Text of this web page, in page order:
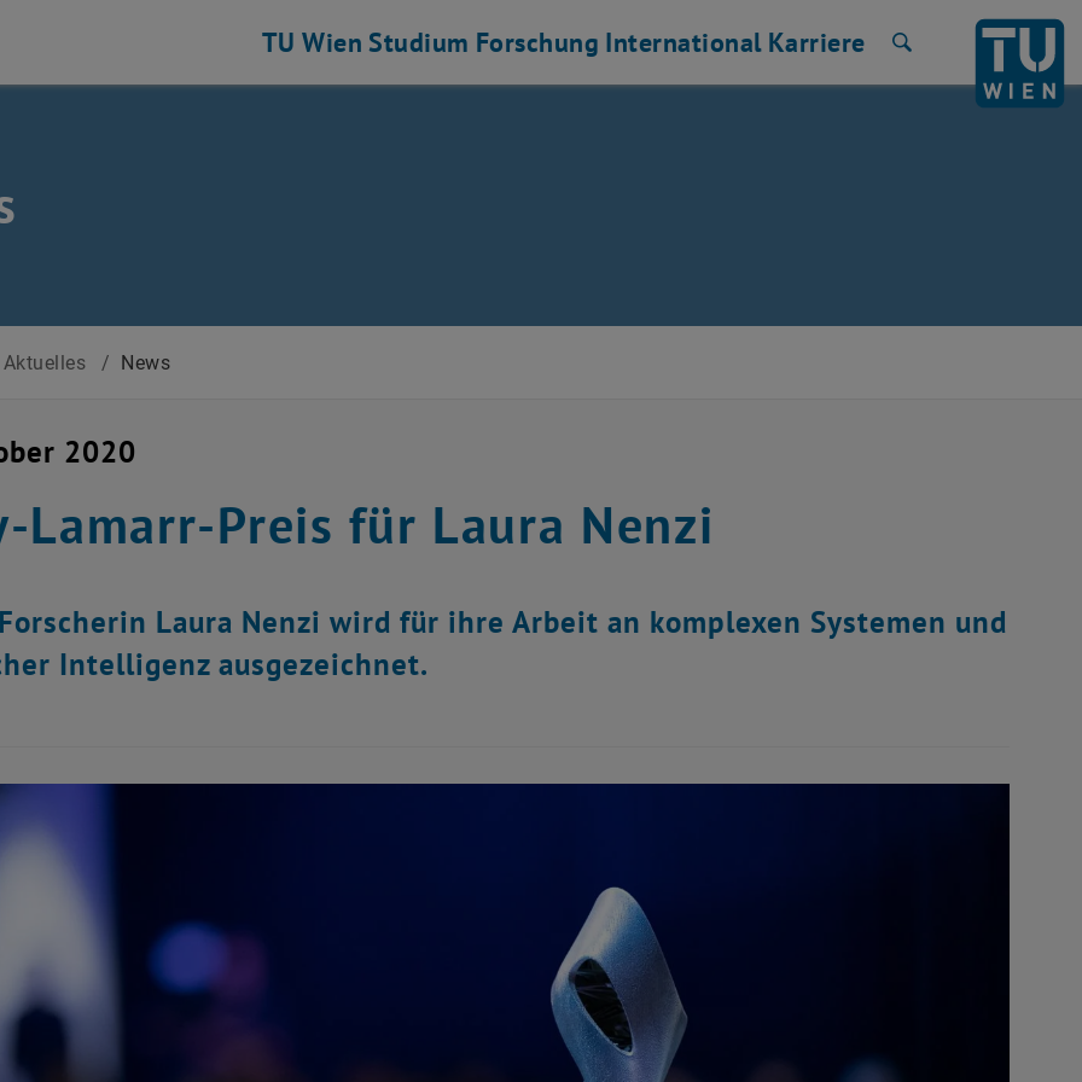
TU Wien Studium Forschung International Karriere
Aktuelles / News
2020
Lamarr-Preis für Laura Nenzi
Laura Nenzi wird für ihre Arbeit an komplexen Systemen und
Intelligenz ausgezeichnet.